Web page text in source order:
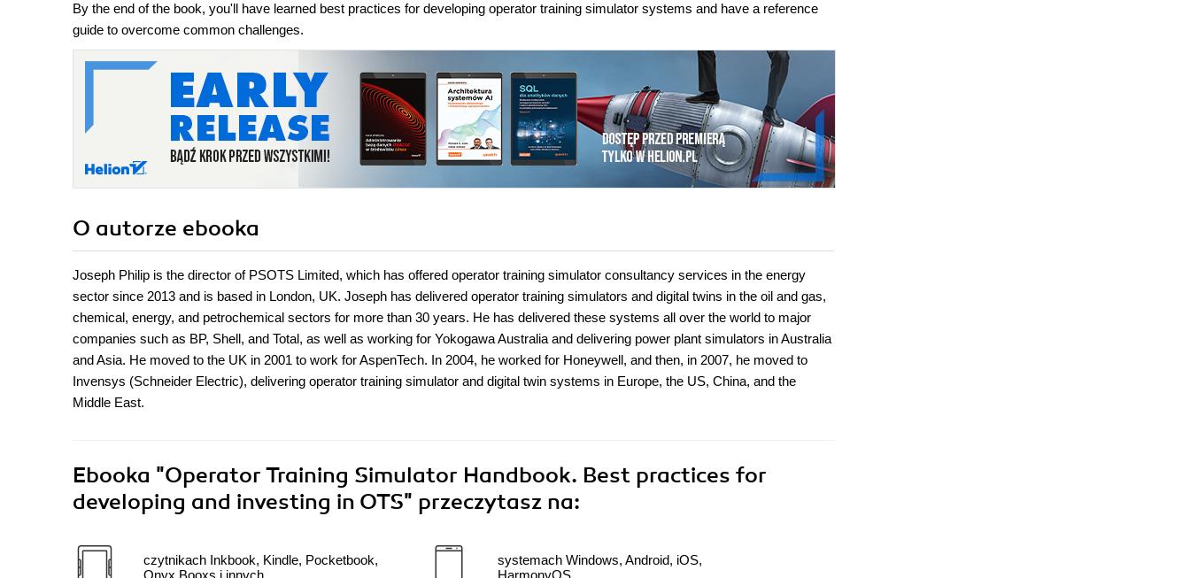
By the end of the book, you'll have learned best practices for developing operator training simulator systems and have a reference
guide to overcome common challenges.
O autorze ebooka
Joseph Philip is the director of PSOTS Limited, which has offered operator training simulator consultancy services in the energy
sector since 2013 and is based in London, UK. Joseph has delivered operator training simulators and digital twins in the oil and gas,
chemical, energy, and petrochemical sectors for more than 30 years. He has delivered these systems all over the world to major
companies such as BP, Shell, and Total, as well as working for Yokogawa Australia and delivering power plant simulators in Australia
and Asia. He moved to the UK in 2001 to work for AspenTech. In 2004, he worked for Honeywell, and then, in 2007, he moved to
Invensys (Schneider Electric), delivering operator training simulator and digital twin systems in Europe, the US, China, and the
Middle East.
Ebooka "Operator Training Simulator Handbook. Best practices for
developing and investing in OTS" przeczytasz na:
czytnikach Inkbook, Kindle, Pocketbook,
Onyx Booxs i innych
systemach Windows, Android, iOS,
HarmonyOS